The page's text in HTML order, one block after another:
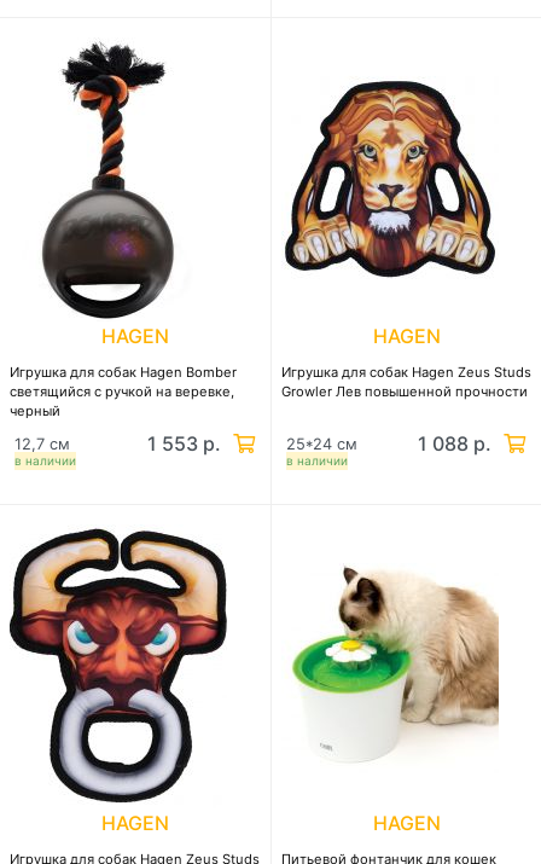
HAGEN
Игрушка для собак Hagen Bomber
светящийся с ручкой на веревке,
черный
в наличии
12,7 см 1 553 р.
HAGEN
Игрушка для собак Hagen Zeus Studs
Growler Лев повышенной прочности
в наличии
25*24 см 1 088 р.
HAGEN
Игрушка для собак Hagen Zeus Studs
HAGEN
Питьевой фонтанчик для кошек